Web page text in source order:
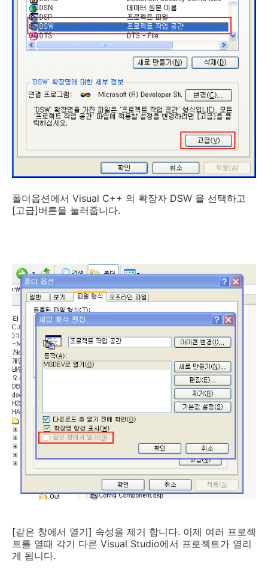
폴더옵션에서 Visual C++ 의 확장자 DSW 을 선택하고
[고급]버튼을 눌러줍니다.
[같은 창에서 열기] 속성을 제거 합니다. 이제 여러 프로젝
트를 열때 각기 다른 Visual Studio에서 프로젝트가 열리
게 됩니다.